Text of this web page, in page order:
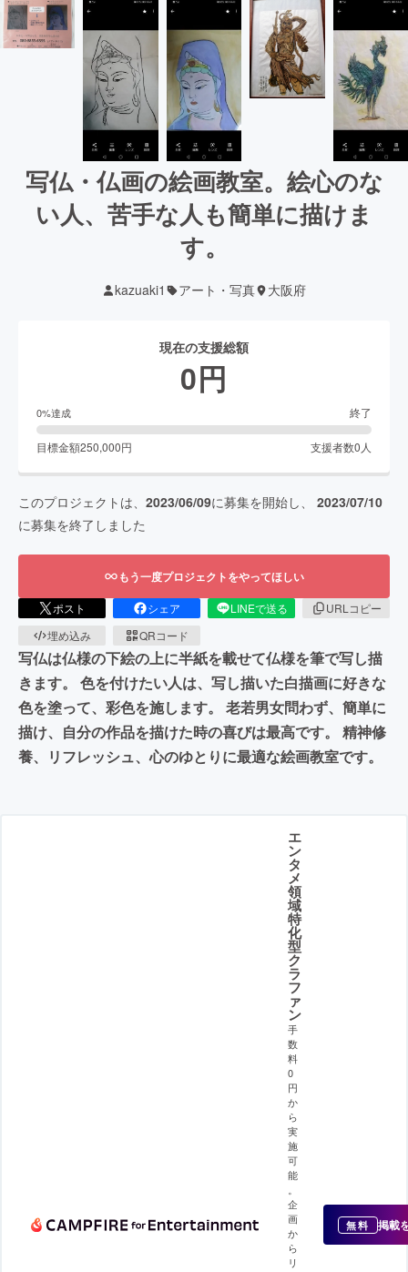
写仏・仏画の絵画教室。絵心のな
い人、苦手な人も簡単に描けま
す。
kazuaki1 アート・写真 大阪府
現在の支援総額
0円
0%達成 終了
目標金額250,000円 支援者数0 人
このプロジェクトは、 2023/06/09に募集を開始し、 2023/07/10
に募集を終了しました
もう一度プロジェクトをやってほしい
ポスト シェア LINEで送る
URLコピー
埋め込み
QRコード
写仏は仏様の下絵の上に半紙を載せて仏様を筆で写し描
きます。 色を付けたい人は、写し描いた白描画に好きな
色を塗って、彩色を施します。 老若男女問わず、簡単に
描け、自分の作品を描けた時の喜びは最高です。 精神修
養、リフレッシュ、心のゆとりに最適な絵画教室です。
エ
ン
タ
メ
領
域
特
化
型
ク
ラ
フ
ァ
ン
手
数
料
0
円
か
ら
実
施
可
能
企
画
か
ら
リ
無料 掲載